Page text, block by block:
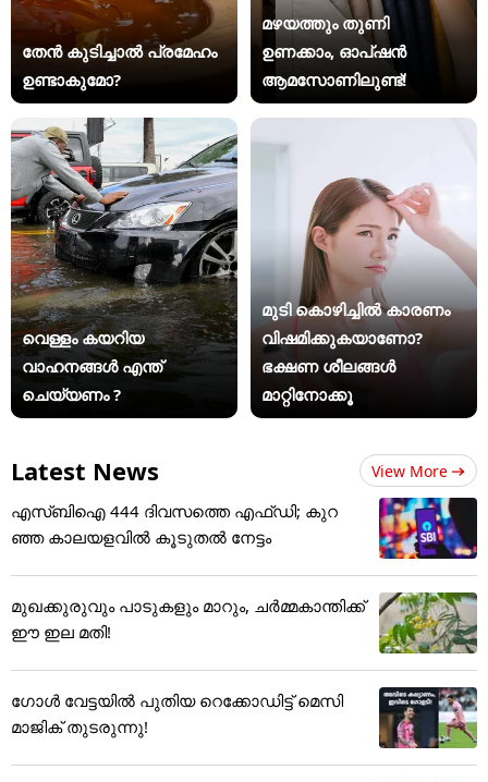
തേൻ കുടിച്ചാൽ പ്രമേഹം
ഉണ്ടാകുമോ?
മഴയത്തും തുണി
ഉണക്കാം, ഓപ്ഷൻ
ആമസോണിലുണ്ട്!
വെള്ളം കയറിയ
വാഹനങ്ങൾ എന്ത്
ചെയ്യണം ?
മുടി കൊഴിച്ചിൽ കാരണം
വിഷമിക്കുകയാണോ?
ഭക്ഷണ ശീലങ്ങൾ
മാറ്റിനോക്കൂ
Latest News View More
എസ്ബിഐ 444 ദിവസത്തെ എഫ്ഡി; കുറ
ഞ്ഞ കാലയളവില്‍ കൂടുതല്‍ നേട്ടം
മുഖക്കുരുവും പാടുകളും മാറും, ചർമ്മകാന്തിക്ക്
ഈ ഇല മതി!
ഗോൾ വേട്ടയിൽ പുതിയ റെക്കോഡിട്ട് ​മെസി
മാജിക് തുടരുന്നു!